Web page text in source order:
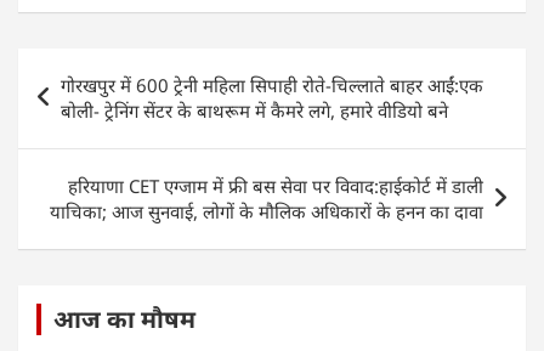
c
e
b
o
o
k
at
s
A
p
p
k
e
dI
n
ai
l
ar
e
Post
navigation
गोरखपुर में 600 ट्रेनी महिला सिपाही रोते-चिल्लाते बाहर आईं:एक
बोली- ट्रेनिंग सेंटर के बाथरूम में कैमरे लगे, हमारे वीडियो बने
हरियाणा CET एग्जाम में फ्री बस सेवा पर विवाद:हाईकोर्ट में डाली
याचिका; आज सुनवाई, लोगों के मौलिक अधिकारों के हनन का दावा
आज का मौषम